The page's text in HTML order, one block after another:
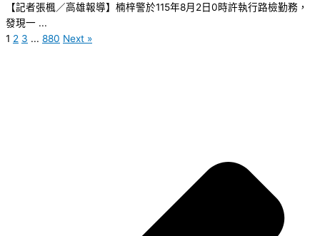
【記者張楓／高雄報導】楠梓警於115年8月2日0時許執行路檢勤務，
發現一 ...
1 2 3 ... 880 Next »